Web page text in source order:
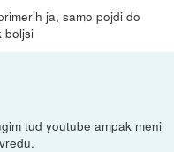
ja, samo pojdi do
boljsi
tud youtube ampak meni